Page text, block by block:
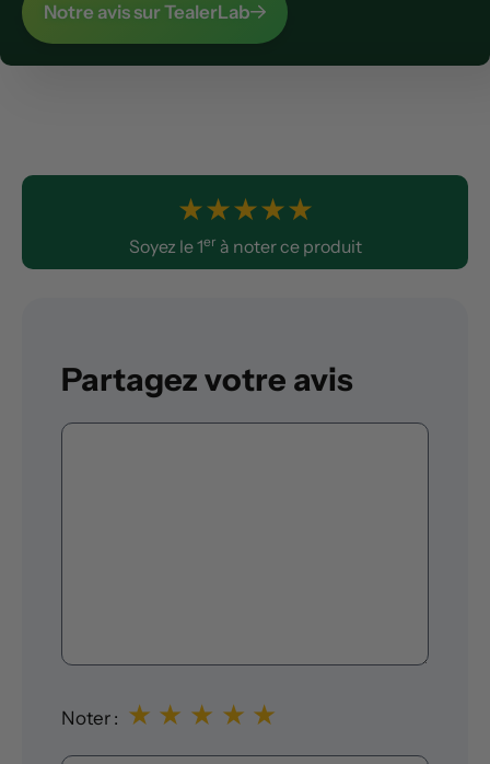
Notre avis sur TealerLab
★★★★★
Soyez le 1er à noter ce produit
Partagez votre avis
Commentaire
Noter : ★
★
★
★
★